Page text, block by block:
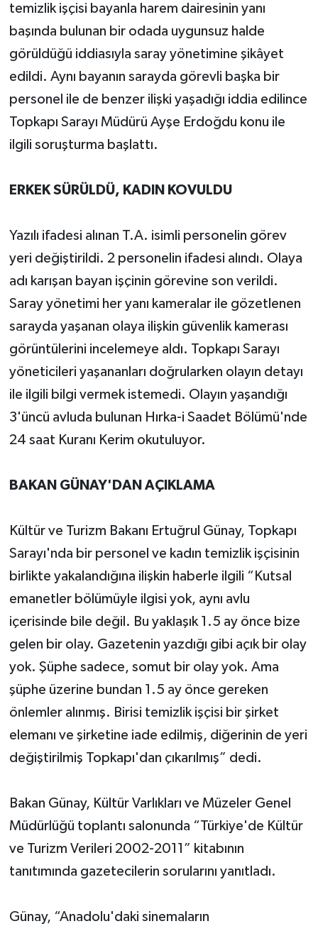
temizlik işçisi bayanla harem dairesinin yanı
başında bulunan bir odada uygunsuz halde
görüldüğü iddiasıyla saray yönetimine şikâyet
edildi. Aynı bayanın sarayda görevli başka bir
personel ile de benzer ilişki yaşadığı iddia edilince
Topkapı Sarayı Müdürü Ayşe Erdoğdu konu ile
ilgili soruşturma başlattı.
ERKEK SÜRÜLDÜ, KADIN KOVULDU
Yazılı ifadesi alınan T.A. isimli personelin görev
yeri değiştirildi. 2 personelin ifadesi alındı. Olaya
adı karışan bayan işçinin görevine son verildi.
Saray yönetimi her yanı kameralar ile gözetlenen
sarayda yaşanan olaya ilişkin güvenlik kamerası
görüntülerini incelemeye aldı. Topkapı Sarayı
yöneticileri yaşananları doğrularken olayın detayı
ile ilgili bilgi vermek istemedi. Olayın yaşandığı
3'üncü avluda bulunan Hırka-i Saadet Bölümü'nde
24 saat Kuranı Kerim okutuluyor.
BAKAN GÜNAY'DAN AÇIKLAMA
Kültür ve Turizm Bakanı Ertuğrul Günay, Topkapı
Sarayı'nda bir personel ve kadın temizlik işçisinin
birlikte yakalandığına ilişkin haberle ilgili “Kutsal
emanetler bölümüyle ilgisi yok, aynı avlu
içerisinde bile değil. Bu yaklaşık 1.5 ay önce bize
gelen bir olay. Gazetenin yazdığı gibi açık bir olay
yok. Şüphe sadece, somut bir olay yok. Ama
şüphe üzerine bundan 1.5 ay önce gereken
önlemler alınmış. Birisi temizlik işçisi bir şirket
elemanı ve şirketine iade edilmiş, diğerinin de yeri
değiştirilmiş Topkapı'dan çıkarılmış” dedi.
Bakan Günay, Kültür Varlıkları ve Müzeler Genel
Müdürlüğü toplantı salonunda “Türkiye'de Kültür
ve Turizm Verileri 2002-2011” kitabının
tanıtımında gazetecilerin sorularını yanıtladı.
Günay, “Anadolu'daki sinemaların